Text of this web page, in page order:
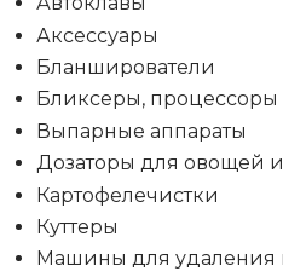
Аксессуары
Бланширователи
Бликсеры, процессоры
Выпарные аппараты
Дозаторы для овощей
Картофелечистки
Куттеры
Машины для удаления